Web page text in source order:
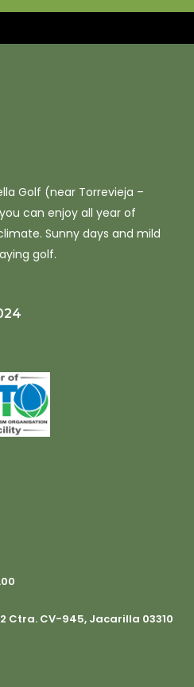
Golf (near Torrevieja –
can enjoy all year of
Sunny days and mild
golf.
Ctra. CV-945, Jacarilla 03310